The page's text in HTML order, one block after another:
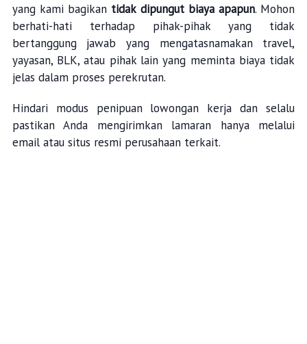
yang kami bagikan tidak dipungut biaya apapun. Mohon
berhati-hati terhadap pihak-pihak yang tidak
bertanggung jawab yang mengatasnamakan travel,
yayasan, BLK, atau pihak lain yang meminta biaya tidak
jelas dalam proses perekrutan.
Hindari modus penipuan lowongan kerja dan selalu
pastikan Anda mengirimkan lamaran hanya melalui
email atau situs resmi perusahaan terkait.